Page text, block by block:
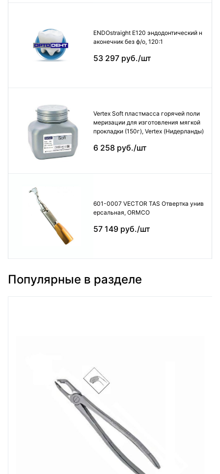
ENDOstraight E120 эндодонтический н
аконечник без ф/о, 120:1
53 297 руб./шт
Vertex Soft пластмасса горячей поли
меризации для изготовления мягкой
прокладки (150г), Vertex (Нидерланды)
6 258 руб./шт
601-0007 VECTOR TAS Отвертка унив
ерсальная, ORMCO
57 149 руб./шт
Популярные в разделе